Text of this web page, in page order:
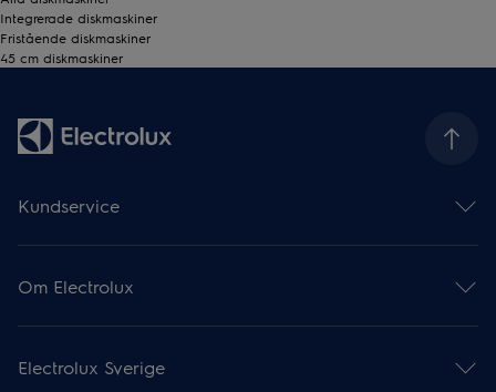
Integrerade diskmaskiner
Fristående diskmaskiner
45 cm diskmaskiner
Kundservice
Supportartiklar
Hitta din produktmanual
Boka service online
Registrera din produkt
Om Electrolux
Electrolux Professional
Press & nyheter
Electrolux Sverige